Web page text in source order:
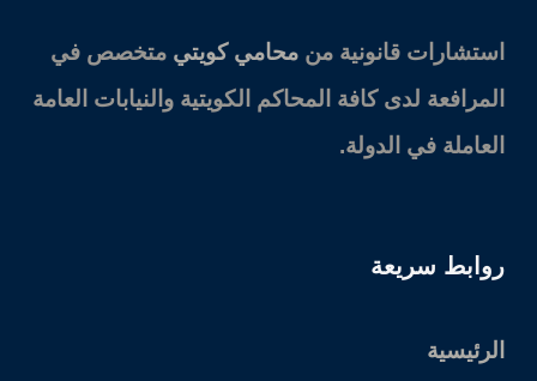
استشارات قانونية من محامي كويتي متخصص في
المرافعة لدى كافة المحاكم الكويتية والنيابات العامة
العاملة في الدولة.
روابط سريعة
الرئيسية